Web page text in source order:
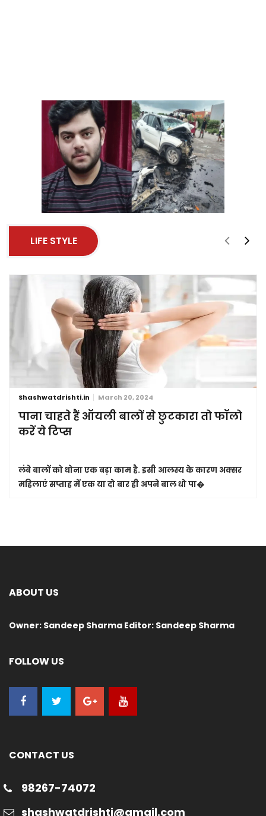
LIFE STYLE
Shashwatdrishti.in March 20, 2024
पाना चाहते हैं ऑयली बालों से छुटकारा तो फॉलो
करें ये टिप्स
लंबे बालों को धोना एक बड़ा काम है. इसी आलस्य के कारण अक्सर
महिलाएं सप्ताह में एक या दो बार ही अपने बाल धो पा�
ABOUT US
Owner: Sandeep Sharma Editor: Sandeep Sharma
FOLLOW US
CONTACT US
98267-74072
shashwatdrishti@gmail.com